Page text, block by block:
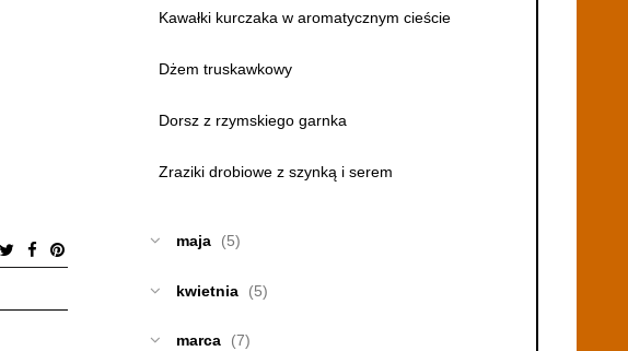
Kawałki kurczaka w aromatycznym cieście
Dżem truskawkowy
Dorsz z rzymskiego garnka
Zraziki drobiowe z szynką i serem
maja (5)
kwietnia (5)
marca (7)